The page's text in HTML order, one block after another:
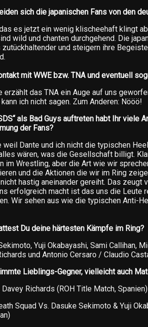
sich die japanischen Fans von den
es jetzt ein wenig klischeehaft klingt
wild und chanten durchgehend. Die
und steigern ihre
mit WWE bzw. TNA und eventuell
erzählt das TNA ein Auge auf uns
ich nicht sagen. Zum Anderen: Nööö!
als Bad Guys auftreten habt Ihr viele
der Fans?
weil Dante und ich nicht die typischen
wären, was die Gesellschaft billigt.
im Wrestling, aber die Art wie wir
und die Aktionen die wir im Ring
hastig aneinander gereiht. Das zeugt
erfolgreich macht ist das uns die Leute
Wir sehen aus wie die typischen Anti-
Du deine härtesten Kämpfe im Ring?
Yuji Okabayashi, Sami Callihan,
und Antonio Cersaro / Claudio
Lieblings-Gegner, vielleicht auch
Richards (ROH Title Match, Spanien)
Squad Vs. Dasuke Sekimoto & Yuji